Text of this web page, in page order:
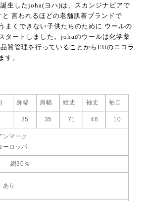
生したjoha(ヨハ)は、スカンジナビアで
言われるほどの老舗肌着ブランドで
まくできない子供たちのために ウールの
タートしました。johaのウールは化学薬
質管理を行っていることからEUのエコラ
す。
身幅 肩幅 総丈 袖丈 袖口
35 35 71 46 10
ンマーク
ーロッパ
絹30％
あり